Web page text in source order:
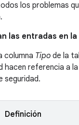
los problemas
las entradas en la
columna Tipo de la
hacen referencia a
seguridad.
Definición